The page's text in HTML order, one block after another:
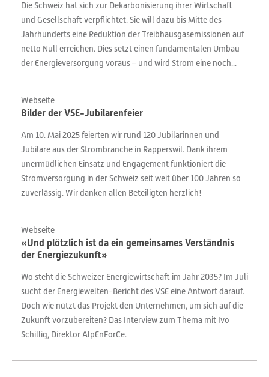
Die Schweiz hat sich zur Dekarbonisierung ihrer Wirtschaft
und Gesellschaft verpflichtet. Sie will dazu bis Mitte des
Jahrhunderts eine Reduktion der Treibhausgasemissionen auf
netto Null erreichen. Dies setzt einen fundamentalen Umbau
der Energieversorgung voraus – und wird Strom eine noch...
Webseite
Bilder der VSE-Jubilarenfeier
Am 10. Mai 2025 feierten wir rund 120 Jubilarinnen und
Jubilare aus der Strombranche in Rapperswil. Dank ihrem
unermüdlichen Einsatz und Engagement funktioniert die
Stromversorgung in der Schweiz seit weit über 100 Jahren so
zuverlässig. Wir danken allen Beteiligten herzlich!
Webseite
«Und plötzlich ist da ein gemeinsames Verständnis
der Energiezukunft»
Wo steht die Schweizer Energiewirtschaft im Jahr 2035? Im Juli
sucht der Energiewelten-Bericht des VSE eine Antwort darauf.
Doch wie nützt das Projekt den Unternehmen, um sich auf die
Zukunft vorzubereiten? Das Interview zum Thema mit Ivo
Schillig, Direktor AlpEnForCe.